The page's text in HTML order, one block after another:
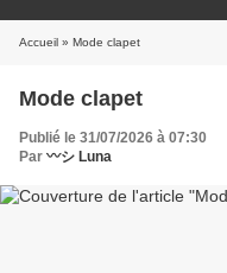
Accueil » Mode clapet
Mode clapet
Publié le 31/07/2026 à 07:30
Par 〰️シ Luna